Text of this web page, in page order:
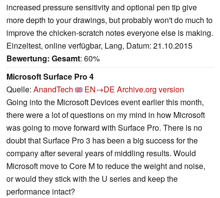
increased pressure sensitivity and optional pen tip give
more depth to your drawings, but probably won't do much to
improve the chicken-scratch notes everyone else is making.
Einzeltest, online verfügbar, Lang, Datum: 21.10.2015
Bewertung: Gesamt: 60%
Microsoft Surface Pro 4
Quelle: AnandTech EN→DE Archive.org version
Going into the Microsoft Devices event earlier this month,
there were a lot of questions on my mind in how Microsoft
was going to move forward with Surface Pro. There is no
doubt that Surface Pro 3 has been a big success for the
company after several years of middling results. Would
Microsoft move to Core M to reduce the weight and noise,
or would they stick with the U series and keep the
performance intact?